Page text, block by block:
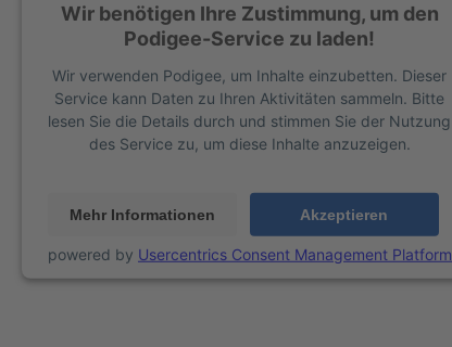
Wir benötigen Ihre Zustimmung, um den
Podigee-Service zu laden!
Wir verwenden Podigee, um Inhalte einzubetten. Dieser
Service kann Daten zu Ihren Aktivitäten sammeln. Bitte
lesen Sie die Details durch und stimmen Sie der Nutzung
des Service zu, um diese Inhalte anzuzeigen.
Mehr Informationen Akzeptieren
powered by Usercentrics Consent Management Platform